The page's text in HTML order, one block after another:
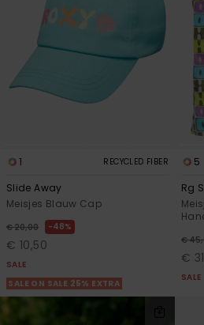
1 RECYCLED FIBER
Slide Away
Meisjes Blauw Cap
€ 20,00 48%
€ 10,50
SALE
SALE ON SALE 25% EXTRA
5
Rg
€
€
SALE